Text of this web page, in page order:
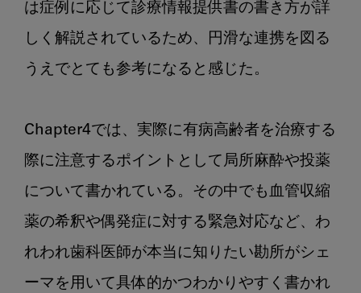
は症例に応じて診療情報提供書の書き方が詳
しく解説されているため、円滑な連携を図る
うえでとても参考になると感じた。
Chapter4では、実際に有病高齢者を治療する
際に注意するポイントとして局所麻酔や投薬
について書かれている。その中でも血管収縮
薬の希釈や偶発症に対する緊急対応など、わ
れわれ歯科医師が本当に知りたい勘所がシェ
ーマを用いて具体的かつわかりやすく書かれ